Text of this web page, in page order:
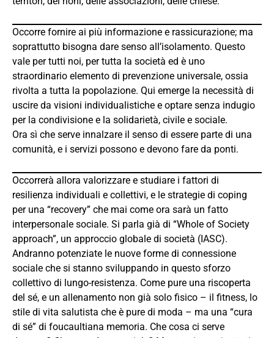
Occorre fornire ai più informazione e rassicurazione; ma
soprattutto bisogna dare senso all’isolamento. Questo
vale per tutti noi, per tutta la società ed è uno
straordinario elemento di prevenzione universale, ossia
rivolta a tutta la popolazione. Qui emerge la necessità di
uscire da visioni individualistiche e optare senza indugio
per la condivisione e la solidarietà, civile e sociale.
Ora sì che serve innalzare il senso di essere parte di una
comunità, e i servizi possono e devono fare da ponti.
Occorrerà allora valorizzare e studiare i fattori di
resilienza individuali e collettivi, e le strategie di coping
per una “recovery” che mai come ora sarà un fatto
interpersonale sociale. Si parla già di “Whole of Society
approach”, un approccio globale di società (IASC).
Andranno potenziate le nuove forme di connessione
sociale che si stanno sviluppando in questo sforzo
collettivo di lungo-resistenza. Come pure una riscoperta
del sé, e un allenamento non già solo fisico – il fitness, lo
stile di vita salutista che è pure di moda – ma una “cura
di sé” di foucaultiana memoria. Che cosa ci serve